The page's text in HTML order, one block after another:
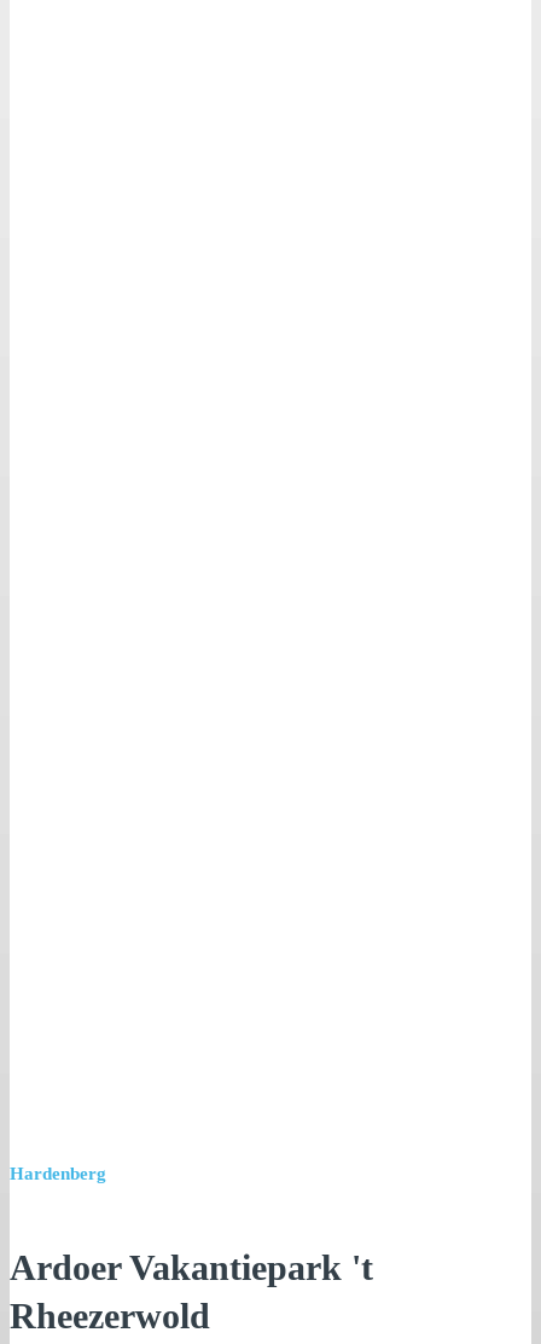
Hardenberg
Ardoer Vakantiepark 't
Rheezerwold